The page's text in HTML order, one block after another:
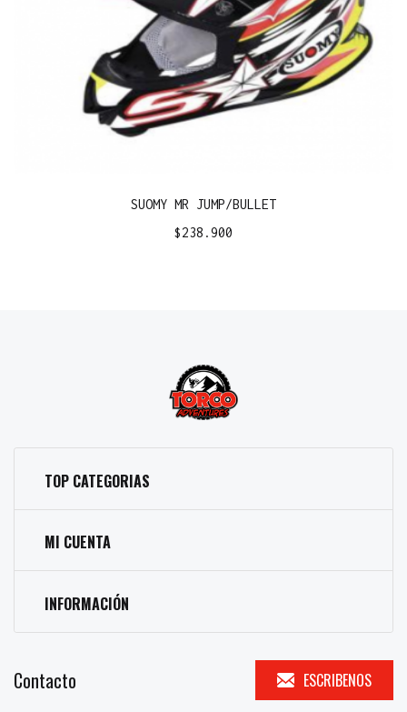
SUOMY MR JUMP/BULLET
$238.900
TOP CATEGORIAS
MI CUENTA
INFORMACIÓN
Contacto ESCRIBENOS